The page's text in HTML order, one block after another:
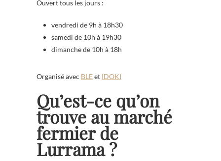
Ouvert tous les jours :
vendredi de 9h à 18h30
samedi de 10h à 19h30
dimanche de 10h à 18h
Organisé avec BLEet IDOKI
Qu’est-ce qu’on
trouve au marché
fermier de
Lurrama ?